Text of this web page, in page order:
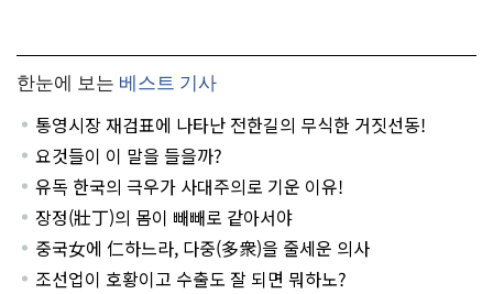
한눈에 보는 베스트 기사
통영시장 재검표에 나타난 전한길의 무식한 거짓선동!
요것들이 이 말을 들을까?
유독 한국의 극우가 사대주의로 기운 이유!
장정(壯丁)의 몸이 빼빼로 같아서야
중국女에 仁하느라, 다중(多衆)을 줄세운 의사
조선업이 호황이고 수출도 잘 되면 뭐하노?